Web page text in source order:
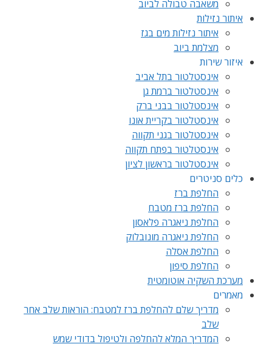
משאבה טבולה לביוב
איתור נזילות
איתור נזילות מים בגז
מצלמת ביוב
איזור שירות
אינסטלטור בתל אביב
אינסטלטור ברמת גן
אינסטלטור בבני ברק
אינסטלטור בקריית אונו
אינסטלטור בגני תקווה
אינסטלטור בפתח תקווה
אינסטלטור בראשון לציון
כלים סניטרים
החלפת ברז
החלפת ברז מטבח
החלפת ניאגרה פלאסון
החלפת ניאגרה מונובלוק
החלפת אסלה
החלפת סיפון
מערכת השקיה אוטומטית
מאמרים
מדריך שלם להחלפת ברז למטבח: הוראות שלב אחר
שלב
המדריך המלא להחלפה ולטיפול בדודי שמש